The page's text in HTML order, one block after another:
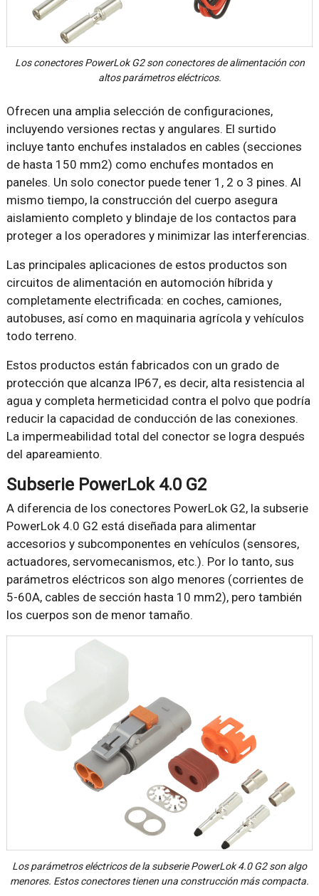
Los conectores PowerLok G2 son conectores de alimentación con
altos parámetros eléctricos.
Ofrecen una amplia selección de configuraciones,
incluyendo versiones rectas y angulares. El surtido
incluye tanto enchufes instalados en cables (secciones
de hasta 150 mm2) como enchufes montados en
paneles. Un solo conector puede tener 1, 2 o 3 pines. Al
mismo tiempo, la construcción del cuerpo asegura
aislamiento completo y blindaje de los contactos para
proteger a los operadores y minimizar las interferencias.
Las principales aplicaciones de estos productos son
circuitos de alimentación en automoción híbrida y
completamente electrificada: en coches, camiones,
autobuses, así como en maquinaria agrícola y vehículos
todo terreno.
Estos productos están fabricados con un grado de
protección que alcanza IP67, es decir, alta resistencia al
agua y completa hermeticidad contra el polvo que podría
reducir la capacidad de conducción de las conexiones.
La impermeabilidad total del conector se logra después
del apareamiento.
Subserie PowerLok 4.0 G2
A diferencia de los conectores PowerLok G2, la subserie
PowerLok 4.0 G2 está diseñada para alimentar
accesorios y subcomponentes en vehículos (sensores,
actuadores, servomecanismos, etc.). Por lo tanto, sus
parámetros eléctricos son algo menores (corrientes de
5-60A, cables de sección hasta 10 mm2), pero también
los cuerpos son de menor tamaño.
Los parámetros eléctricos de la subserie PowerLok 4.0 G2 son algo
menores. Estos conectores tienen una construcción más compacta.